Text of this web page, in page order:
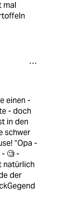
mal
einen -
- doch
in den
schwer
“Opa -
🧐 -
natürlich
der